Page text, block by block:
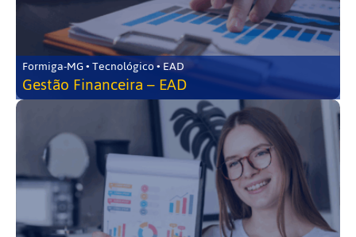
Formiga-MG • Tecnológico • EAD
Gestão Financeira – EAD